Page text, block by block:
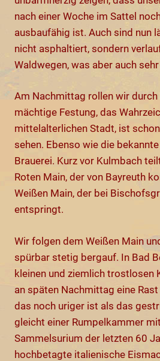
nach einer Woche im Sattel
ausbaufähig ist. Auch sind nun
nicht asphaltiert, sondern
Waldwegen, was aber auch
Am Nachmittag rollen wir durch
mächtige Festung, das
mittelalterlichen Stadt, ist
sehen. Ebenso wie die
Brauerei. Kurz vor Kulmbach
Roten Main, der von Bayreuth
Weißen Main, der bei
entspringt.
Wir folgen dem Weißen Main
spürbar stetig bergauf. In Bad
kleinen und ziemlich trostlosen
an späten Nachmittag eine
das noch uriger ist als das
gleicht einer Rumpelkammer
Sammelsurium der letzten 60
hochbetagte italienische